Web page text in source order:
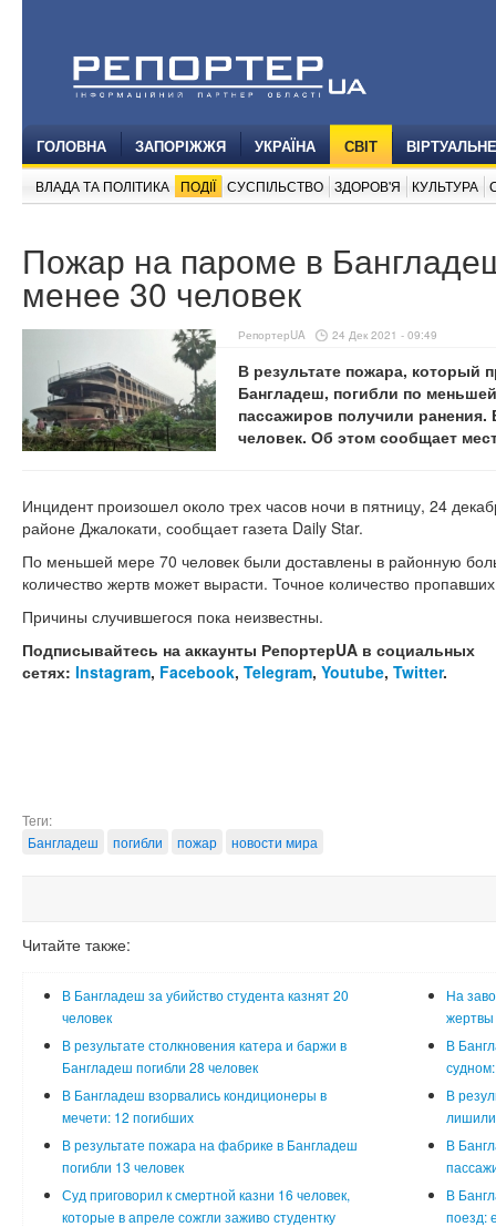
ГОЛОВНА ЗАПОРІЖЖЯ УКРАЇНА СВІТ
ВЛАДА ТА ПОЛІТИКА ПОДІЇ СУСПІЛЬСТВО ЗДОРОВ'Я КУЛЬТУРА
Пожар на пароме в
менее 30 человек
РепортерUA 24 Дек 2021 - 09:49
В результате пожара, который
Бангладеш, погибли по
пассажиров получили
человек. Об этом сообщает
Инцидент произошел около трех часов ночи в пятницу, 24
районе Джалокати, сообщает газета Daily Star.
По меньшей мере 70 человек были доставлены в районную
количество жертв может вырасти. Точное количество
Причины случившегося пока неизвестны.
Подписывайтесь на аккаунты РепортерUA в социальных
сетях: Instagram, Facebook, Telegram, Youtube, Twitter.
Теги:
Бангладеш
погибли пожар новости мира
Читайте также:
В Бангладеш за убийство студента казнят 20
человек
На
жертвы
В результате столкновения катера и баржи в
Бангладеш погибли 28 человек
В
В Бангладеш взорвались кондиционеры в
мечети: 12 погибших
В
В результате пожара на фабрике в Бангладеш
погибли 13 человек
В
Суд приговорил к смертной казни 16 человек,
которые в апреле сожгли заживо студентку
В
поезд: